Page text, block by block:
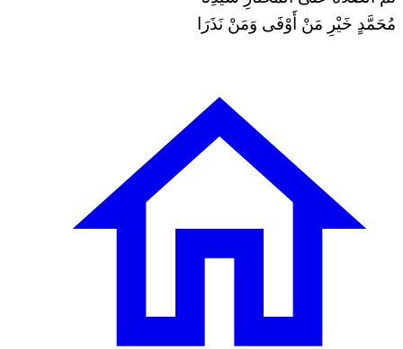
مُحَمَّدٍ خَيْرِ مَنْ أَوْفَى وَمَنْ نَذَرَا